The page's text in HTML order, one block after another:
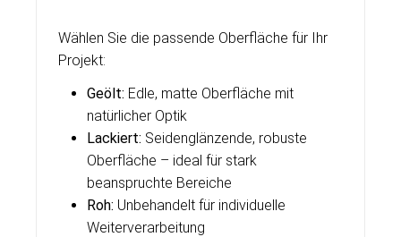
Wählen Sie die passende Oberfläche für Ihr
Projekt:
Geölt: Edle, matte Oberfläche mit
natürlicher Optik
Lackiert: Seidenglänzende, robuste
Oberfläche – ideal für stark
beanspruchte Bereiche
Roh: Unbehandelt für individuelle
Weiterverarbeitung